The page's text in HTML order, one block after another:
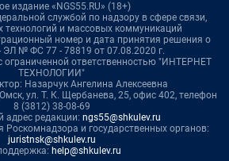
издание «NGS55.RU» (18+)
службой по надзору в сфере связи,
и массовых коммуникаций
номер и дата принятия решения о
ЭЛ № ФС 77 - 78819 от 07.08.2020 г.
ограниченной ответственностью "ИНТЕРНЕТ
ТЕХНОЛОГИИ"
Назарчук Ангелина Алексеевна
ул. Т. К. Щербанева, 25, офис 402, телефон
8 (3812) 38-08-69
адрес редакции: ngs55@shkulev.ru
Роскомнадзора и государственных органов:
juristnsk@shkulev.ru
help@shkulev.ru